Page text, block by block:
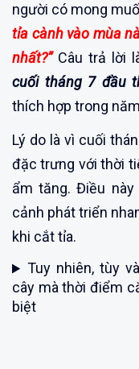
người có mong
tỉa cành vào mùa
nhất?”Câu trả lời
cuối tháng 7 đầu
thích hợp trong
Lý do là vì cuối
đặc trưng với thời
ẩm tăng. Điều
cảnh phát triển
khi cắt tỉa.
Tuy nhiên, tùy
cây mà thời điểm
biệt